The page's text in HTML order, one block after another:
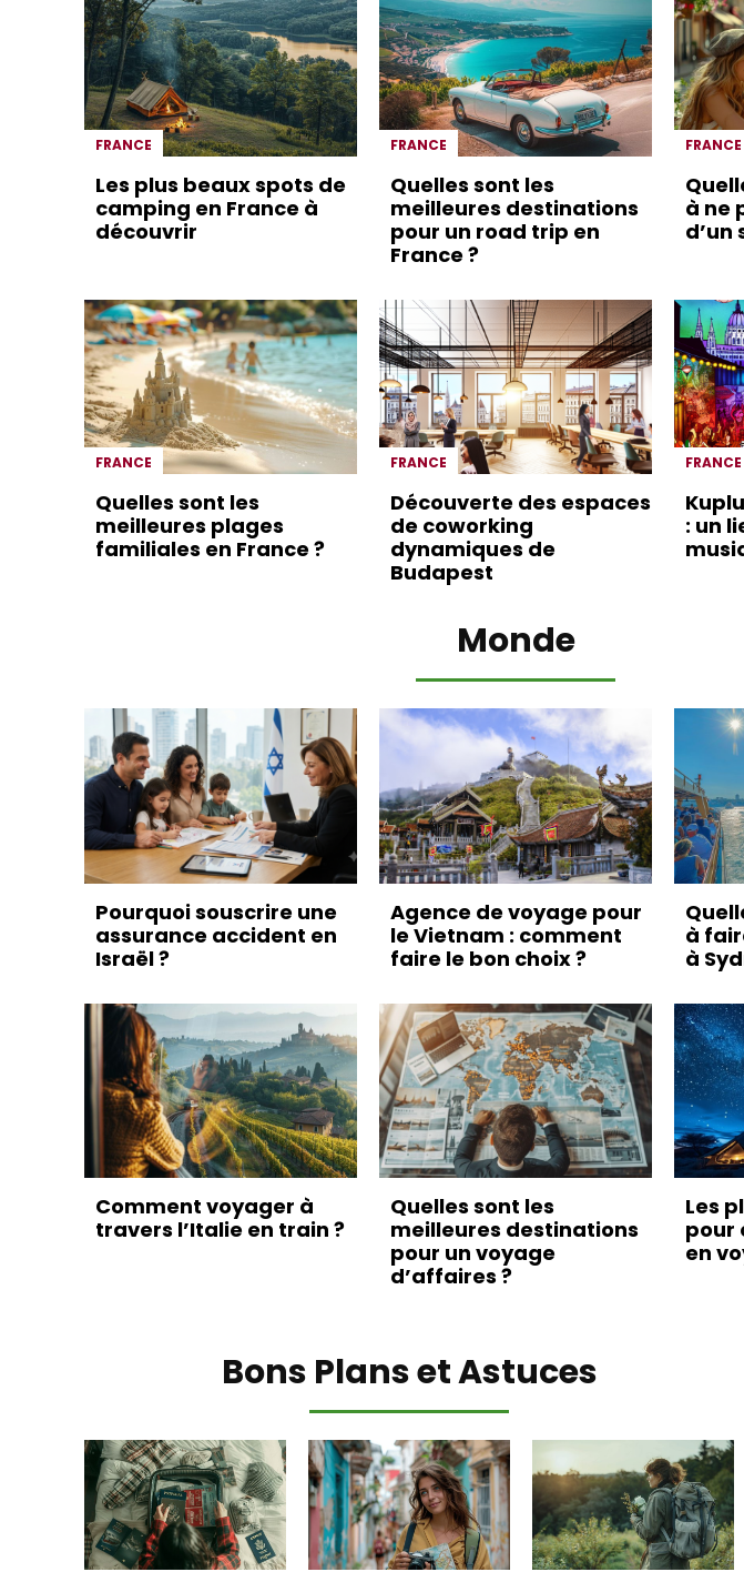
FRANCE
Les plus beaux spots de
camping en France à
découvrir
FRANCE
Quelles sont les
meilleures destinations
pour un road trip en
France ?
FRANCE
à ne
d’un
FRANCE
Quelles sont les
meilleures plages
familiales en France ?
FRANCE
Découverte des espaces
de coworking
dynamiques de
Budapest
FRANCE
: un
Monde
Pourquoi souscrire une
assurance accident en
Israël ?
Agence de voyage pour
le Vietnam : comment
faire le bon choix ?
à
à
Comment voyager à
travers l’Italie en train ?
Quelles sont les
meilleures destinations
pour un voyage
d’affaires ?
Les
pour
en
Bons Plans et Astuces